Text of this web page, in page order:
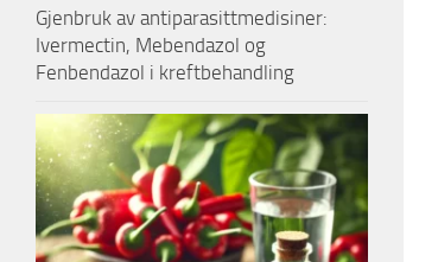
Gjenbruk av antiparasittmedisiner:
Ivermectin, Mebendazol og
Fenbendazol i kreftbehandling